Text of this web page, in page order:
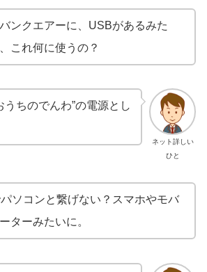
ンクエアーに、USBがあるみた
これ何に使うの？
ネット詳しい
ひと
うちのでんわ”の電源とし
ソコンと繋げない？スマホやモバ
ターみたいに。